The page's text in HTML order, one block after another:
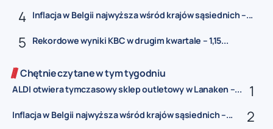
Inflacja w Belgii najwyższa wśród krajów sąsiednich –...
Rekordowe wyniki KBC w drugim kwartale – 1,15...
Chętnie czytane w tym tygodniu
ALDI otwiera tymczasowy sklep outletowy w Lanaken –...
Inflacja w Belgii najwyższa wśród krajów sąsiednich –...